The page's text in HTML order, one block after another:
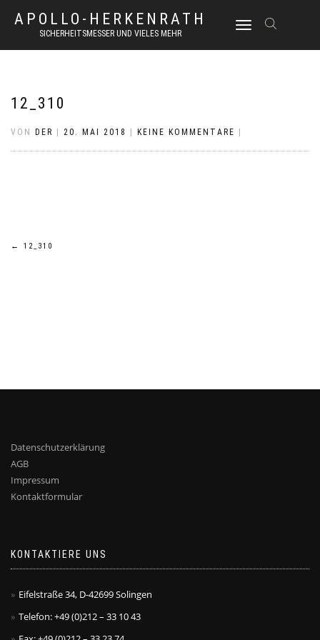
APOLLO-HERKENRATH
SICHERHEITSMESSER UND VIELES MEHR
NAVIGATION
12_310
VON DER 20. MAI 2018 KEINE KOMMENTARE
Beitrags-
← 12_310
Datenschutzerklärung
AGB
Impressum
Kontaktformular
KONTAKTIERE UNS
Eifelstraße 34, D-42699 Solingen
Telefon: +49 (0)212 – 33 10 43